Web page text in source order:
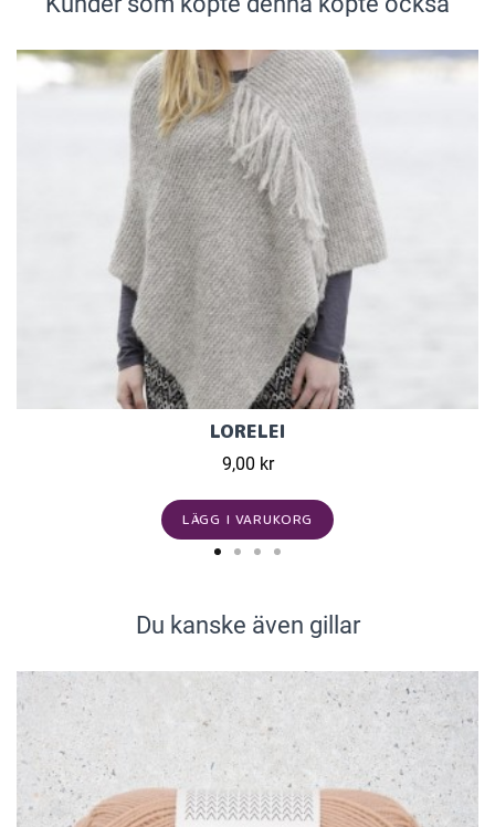
LORELEI
9,00 kr
LÄGG I VARUKORG
Du kanske även gillar